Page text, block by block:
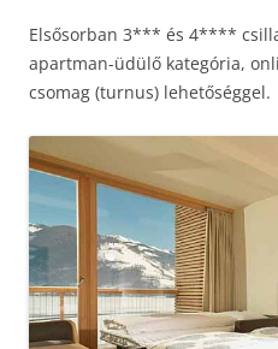
Elsősorban 3*** és 4****
apartman-üdülő kategória,
csomag (turnus) lehetőséggel.